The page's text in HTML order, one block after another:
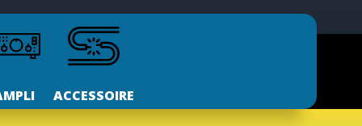
ACCESSOIRE